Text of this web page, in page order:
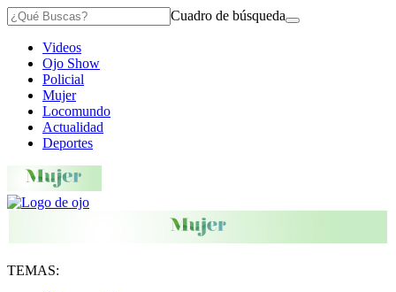
Cuadro de búsqueda
Videos
Ojo Show
Policial
Mujer
Locomundo
Actualidad
Deportes
TEMAS: